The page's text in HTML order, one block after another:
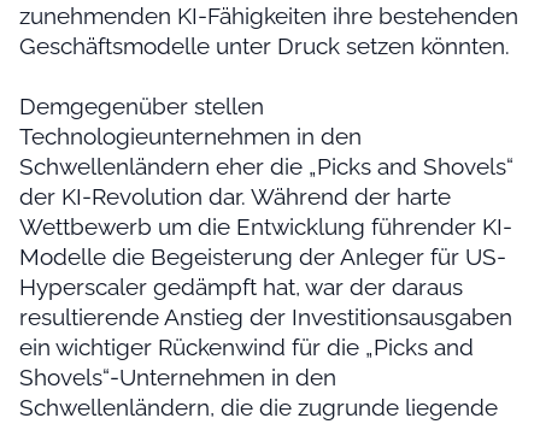
zunehmenden KI-Fähigkeiten ihre bestehenden
Geschäftsmodelle unter Druck setzen könnten.
Demgegenüber stellen
Technologieunternehmen in den
Schwellenländern eher die „Picks and Shovels“
der KI-Revolution dar. Während der harte
Wettbewerb um die Entwicklung führender KI-
Modelle die Begeisterung der Anleger für US-
Hyperscaler gedämpft hat, war der daraus
resultierende Anstieg der Investitionsausgaben
ein wichtiger Rückenwind für die „Picks and
Shovels“-Unternehmen in den
Schwellenländern, die die zugrunde liegende